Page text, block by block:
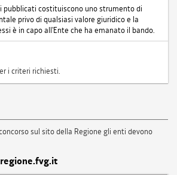
pubblicati costituiscono uno strumento di
privo di qualsiasi valore giuridico e la
è in capo all'Ente che ha emanato il bando.
i criteri richiesti.
sul sito della Regione gli enti devono